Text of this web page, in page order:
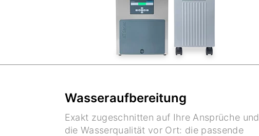
Wasseraufbereitung
Exakt zugeschnitten auf Ihre Ansprüche und
die Wasserqualität vor Ort: die passende